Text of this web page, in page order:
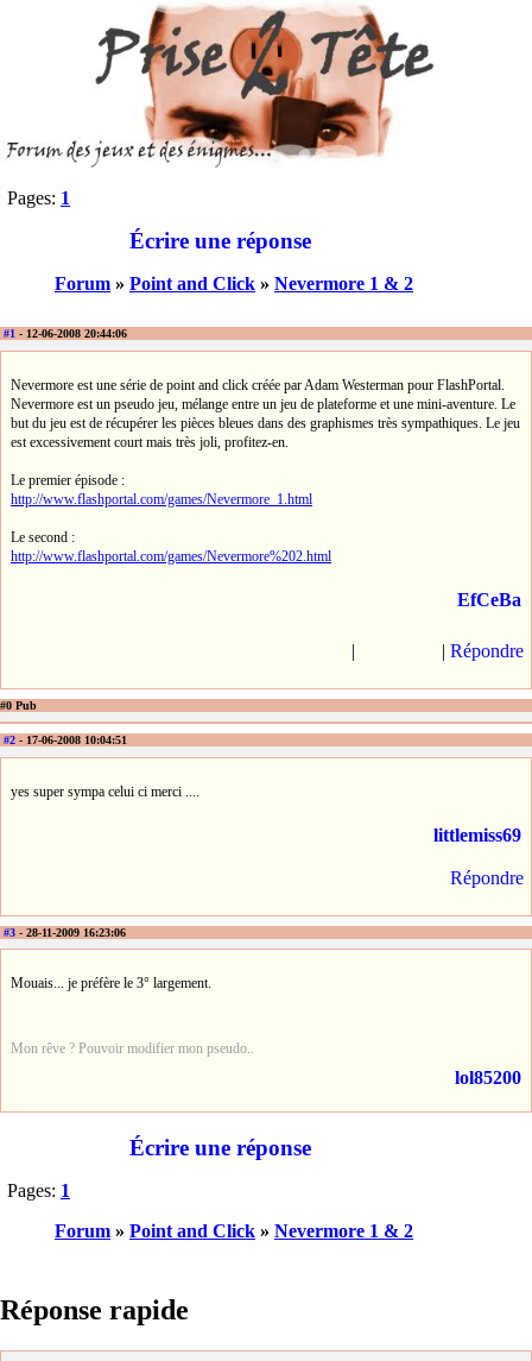
Pages: 1
Écrire une réponse
Forum » Point and Click » Nevermore 1 & 2
#1 - 12-06-2008 20:44:06
Nevermore est une série de point and click créée par Adam Westerman pour FlashPortal.
Nevermore est un pseudo jeu, mélange entre un jeu de plateforme et une mini-aventure. Le
but du jeu est de récupérer les pièces bleues dans des graphismes très sympathiques. Le jeu
est excessivement court mais très joli, profitez-en.
Le premier épisode :
http://www.flashportal.com/games/Nevermore_1.html
Le second :
http://www.flashportal.com/games/Nevermore%202.html
EfCeBa
| | Répondre
#0 Pub
#2 - 17-06-2008 10:04:51
yes super sympa celui ci merci ....
littlemiss69
Répondre
#3 - 28-11-2009 16:23:06
Mouais... je préfère le 3° largement.
Mon rêve ? Pouvoir modifier mon pseudo..
lol85200
Écrire une réponse
Pages: 1
Forum » Point and Click » Nevermore 1 & 2
Réponse rapide